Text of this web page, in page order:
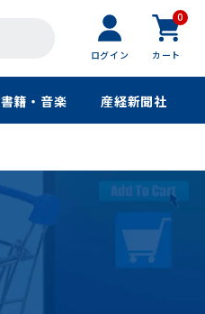
ログイン
0
カート
書籍・音楽 産経新聞社